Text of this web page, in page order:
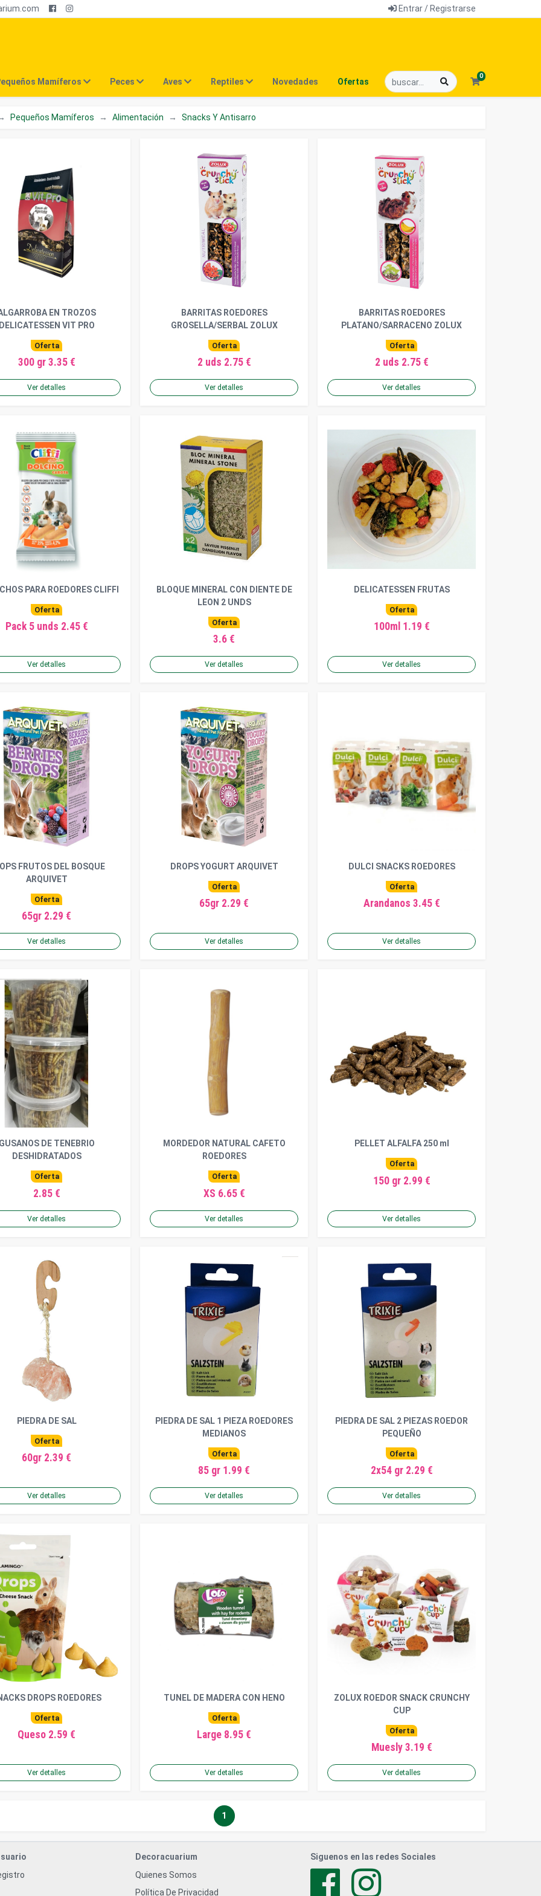
Entrar / Registrarse
Mamíferos Peces Aves Reptiles Novedades Ofertas
0
Pequeños Mamíferos Alimentación Snacks Y Antisarro
EN TROZOS
VIT PRO
Oferta
300 gr 3.35 €
Ver detalles
BARRITAS ROEDORES
GROSELLA/SERBAL ZOLUX
Oferta
2 uds 2.75 €
Ver detalles
BARRITAS ROEDORES
PLATANO/SARRACENO ZOLUX
Oferta
2 uds 2.75 €
Ver detalles
PARA ROEDORES CLIFFI
Oferta
Pack 5 unds 2.45 €
Ver detalles
BLOQUE MINERAL CON DIENTE DE
LEON 2 UNDS
Oferta
3.6 €
Ver detalles
DELICATESSEN FRUTAS
Oferta
100ml 1.19 €
Ver detalles
FRUTOS DEL BOSQUE
ARQUIVET
Oferta
65gr 2.29 €
Ver detalles
DROPS YOGURT ARQUIVET
Oferta
65gr 2.29 €
Ver detalles
DULCI SNACKS ROEDORES
Oferta
Arandanos 3.45 €
Ver detalles
DE TENEBRIO
DESHIDRATADOS
Oferta
2.85 €
Ver detalles
MORDEDOR NATURAL CAFETO
ROEDORES
Oferta
XS 6.65 €
Ver detalles
PELLET ALFALFA 250 ml
Oferta
150 gr 2.99 €
Ver detalles
PIEDRA DE SAL
Oferta
60gr 2.39 €
Ver detalles
PIEDRA DE SAL 1 PIEZA ROEDORES
MEDIANOS
Oferta
85 gr 1.99 €
Ver detalles
PIEDRA DE SAL 2 PIEZAS ROEDOR
PEQUEÑO
Oferta
2x54 gr 2.29 €
Ver detalles
DROPS ROEDORES
Oferta
Queso 2.59 €
Ver detalles
TUNEL DE MADERA CON HENO
Oferta
Large 8.95 €
Ver detalles
ZOLUX ROEDOR SNACK CRUNCHY
CUP
Oferta
Muesly 3.19 €
Ver detalles
1
Decoracuarium
Quienes Somos
Política De Privacidad
Siguenos en las redes Sociales